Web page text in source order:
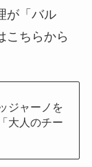
が「バル
こちらから
ジャーノを
大人のチー